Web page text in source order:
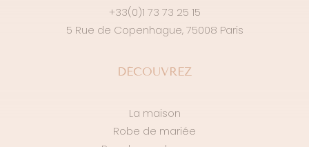
+33(0)1 73 73 25 15
5 Rue de Copenhague, 75008 Paris
DÉCOUVREZ
La maison
Robe de mariée